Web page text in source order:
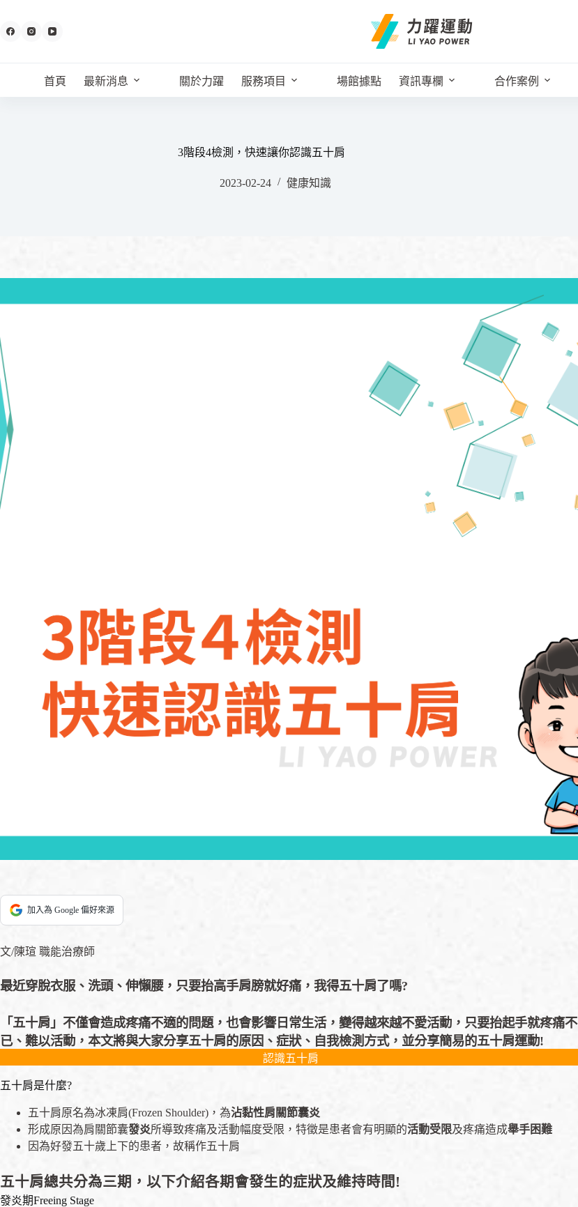
至
首頁 最新消息 關於力躍 服務項目 場館據點 資訊專欄 合作案例
3階段4檢測，快速讓你認識五十肩
2023-02-24 健康知識
加入為 Google 偏好來源
文/陳瑄 職能治療師
最近穿脫衣服、洗頭、伸懶腰，只要抬高手肩膀就好痛，我得五十肩了嗎?
「五十肩」不僅會造成疼痛不適的問題，也會影響日常生活，變得越來越不愛活動，只要抬起手就疼痛不
已、難以活動，本文將與大家分享五十肩的原因、症狀、自我檢測方式，並分享簡易的五十肩運動!
認識五十肩
五十肩是什麼?
五十肩原名為冰凍肩(Frozen Shoulder)，為沾黏性肩關節囊炎
形成原因為肩關節囊發炎所導致疼痛及活動幅度受限，特徵是患者會有明顯的活動受限及疼痛造成舉手困難
因為好發五十歲上下的患者，故稱作五十肩
五十肩總共分為三期，以下介紹各期會發生的症狀及維持時間!
發炎期Freeing Stage